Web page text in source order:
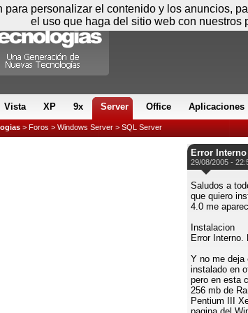
Vista XP 9x Server Office Aplicaciones
> Foros > Windows Server > SQL Server
Error
29/08/2005 -
Saludos a
que quiero
4.0 me
Instalacion
Error
Y no me deja
instalado en
pero en esta
256 mb de
Pentium III
para personalizar el contenido y los anuncios,
el uso que haga del sitio web con